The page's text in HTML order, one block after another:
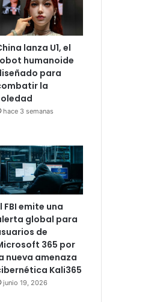
lanza U1, el
humanoide
para
la
hace 3 semanas
FBI emite una
global para
de
365 por
nueva amenaza
Kali365
junio 19, 2026